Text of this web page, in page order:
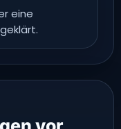
eine